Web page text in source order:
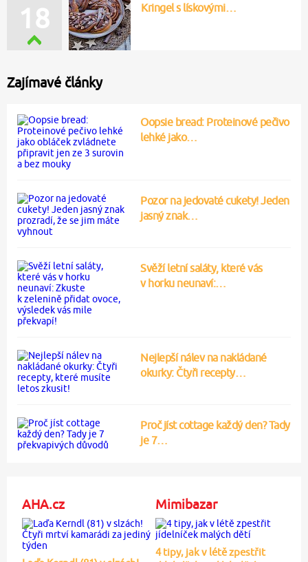
18 Kringel s lískovými…
Zajímavé články
Oopsie bread: Proteinové pečivo
lehké jako…
Pozor na jedovaté cukety! Jeden
jasný znak…
Svěží letní saláty, které vás
v horku neunaví:…
Nejlepší nálev na nakládané
okurky: Čtyři recepty…
Proč jíst cottage každý den? Tady
je 7…
AHA.cz Mimibazar
4 tipy, jak v létě zpestřit